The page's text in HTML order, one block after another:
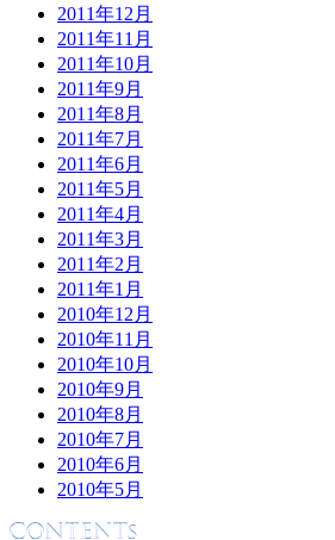
2011年12月
2011年11月
2011年10月
2011年9月
2011年8月
2011年7月
2011年6月
2011年5月
2011年4月
2011年3月
2011年2月
2011年1月
2010年12月
2010年11月
2010年10月
2010年9月
2010年8月
2010年7月
2010年6月
2010年5月